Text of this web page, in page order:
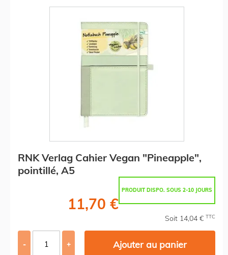
RNK Verlag Cahier Vegan "Pineapple",
pointillé, A5
PRODUIT DISPO. SOUS 2-10 JOURS
11,70 €
Soit 14,04 € TTC
- + Ajouter au panier